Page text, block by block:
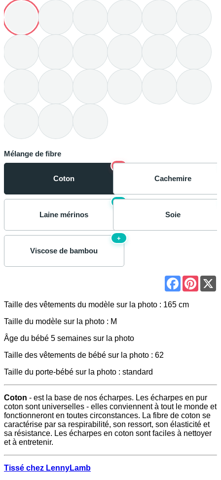
Mélange de fibre
Coton Cachemire
Laine mérinos Soie
Viscose de bambou
+
Facebook
Taille des vêtements du modèle sur la photo : 165 cm
Taille du modèle sur la photo : M
Âge du bébé 5 semaines sur la photo
Taille des vêtements de bébé sur la photo : 62
Taille du porte-bébé sur la photo : standard
Coton - est la base de nos écharpes. Les écharpes en pur
coton sont universelles - elles conviennent à tout le monde et
fonctionneront en toutes circonstances. La fibre de coton se
caractérise par sa respirabilité, son ressort, son élasticité et
sa résistance. Les écharpes en coton sont faciles à nettoyer
et à entretenir.
Tissé chez LennyLamb